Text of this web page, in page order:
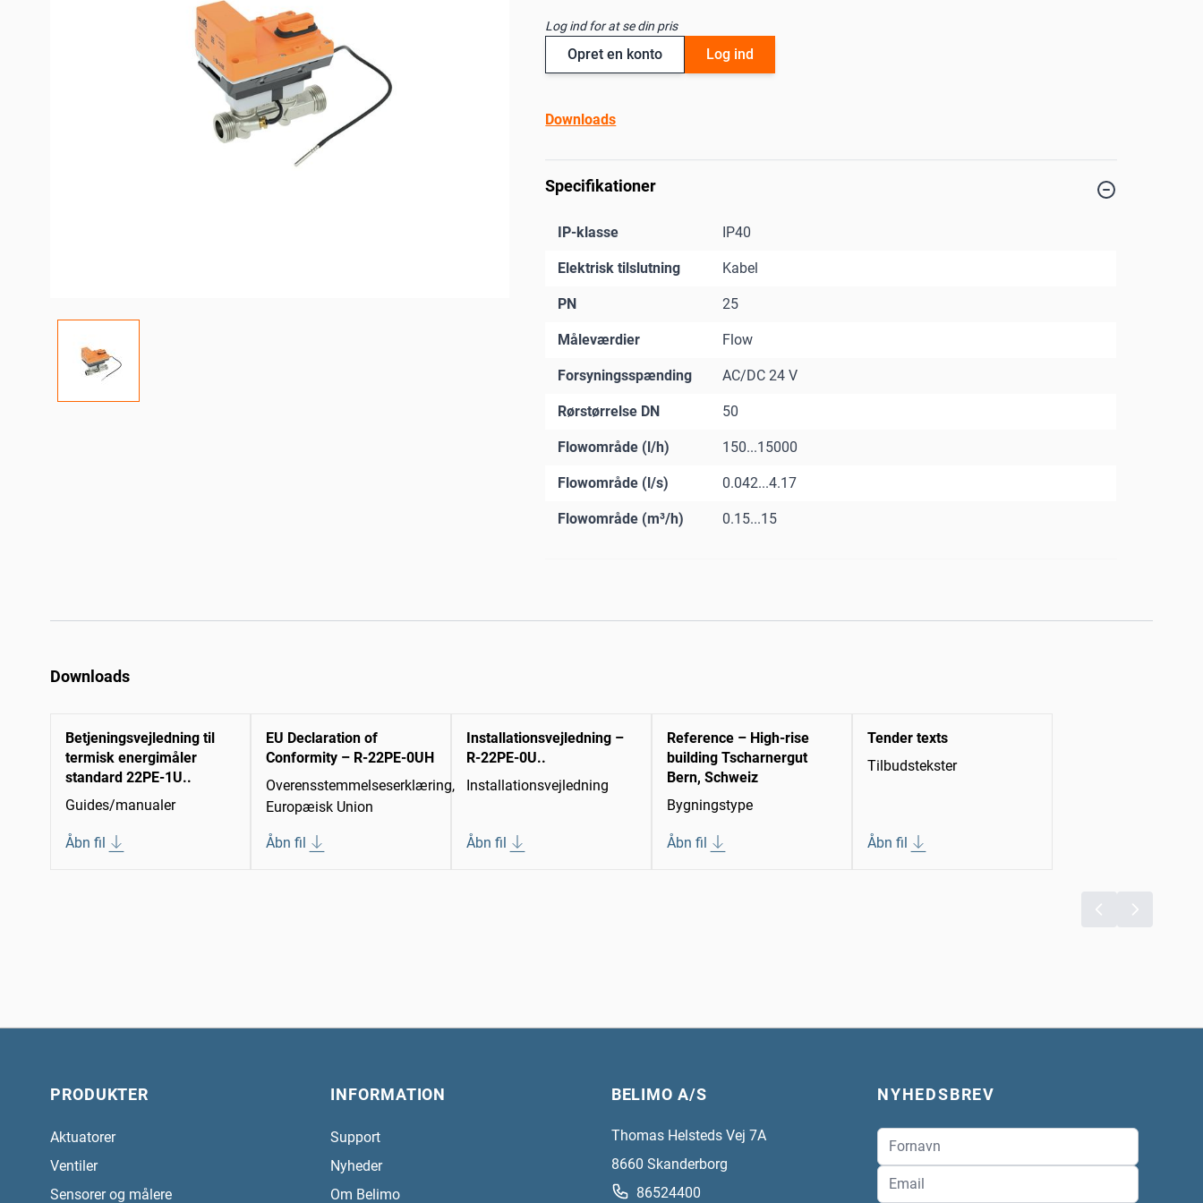
Log ind for at se din pris
Opret en konto Log ind
Downloads
Specifikationer
IP-klasse IP40
Elektrisk tilslutning Kabel
PN 25
Måleværdier Flow
Forsyningsspænding AC/DC 24 V
Rørstørrelse DN 50
Flowområde (l/h) 150...15000
Flowområde (l/s) 0.042...4.17
Flowområde (m³/h) 0.15...15
Downloads
Betjeningsvejledning til
termisk energimåler
standard 22PE-1U..
Guides/manualer
Åbn fil
EU Declaration of
Conformity – R-22PE-0UH
Overensstemmelseserklæring,
Europæisk Union
Åbn fil
Installationsvejledning –
R-22PE-0U..
Installationsvejledning
Åbn fil
Reference – High-rise
building Tscharnergut
Bern, Schweiz
Bygningstype
Åbn fil
Tender texts
Tilbudstekster
Åbn fil
PRODUKTER
Aktuatorer
Ventiler
Sensorer og målere
INFORMATION
Support
Nyheder
Om Belimo
BELIMO A/S
Thomas Helsteds Vej 7A
8660 Skanderborg
86524400
NYHEDSBREV